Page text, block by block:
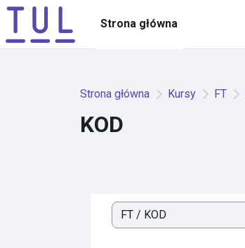
Przejdź do głównej zawartości
Strona główna
Strona główna Kursy FT
KOD
Kategorie kursów